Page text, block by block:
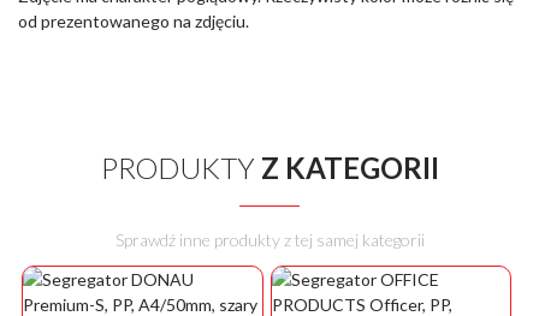
od prezentowanego na zdjęciu.
PRODUKTY Z KATEGORII
Sprawdź inne produkty z tej samej kategorii